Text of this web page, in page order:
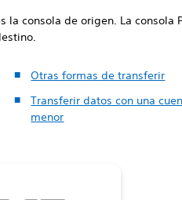
consola de origen. La consola
Otras formas de transferir
Transferir datos con una
menor